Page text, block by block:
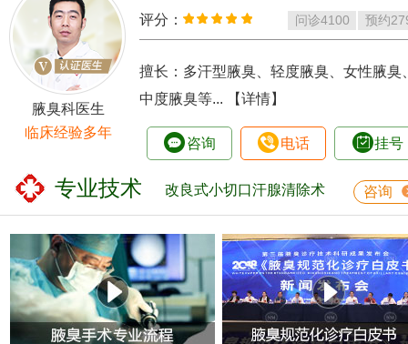
腋臭科医生
临床经验多年
评分： 问诊4100 预约
擅长：多汗型腋臭、轻度腋臭、女性腋臭
中度腋臭等...
【详情】
咨询 电话 挂号
专业技术 改良式小切口汗腺清除术 咨询